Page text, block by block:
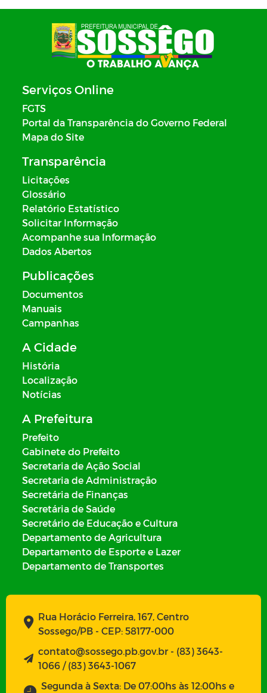
Serviços Online
FGTS
Portal da Transparência do Governo Federal
Mapa do Site
Transparência
Licitações
Glossário
Relatório Estatístico
Solicitar Informação
Acompanhe sua Informação
Dados Abertos
Publicações
Documentos
Manuais
Campanhas
A Cidade
História
Localização
Notícias
A Prefeitura
Prefeito
Gabinete do Prefeito
Secretaria de Ação Social
Secretaria de Administração
Secretária de Finanças
Secretária de Saúde
Secretário de Educação e Cultura
Departamento de Agricultura
Departamento de Esporte e Lazer
Departamento de Transportes
Rua Horácio Ferreira, 167, Centro
Sossego/PB - CEP: 58177-000
contato@sossego.pb.gov.br - (83) 3643-
1066 / (83) 3643-1067
Segunda à Sexta: De 07:00hs às 12:00hs e